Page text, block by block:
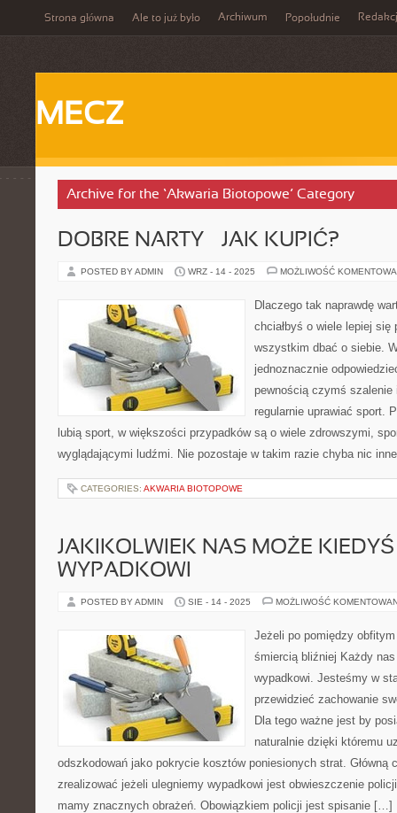
Strona główna Ale to już było Archiwum Popołudnie
MECZ
Archive for the ‘Akwaria Biotopowe’ Category
DOBRE NARTY – JAK KUPIĆ?
POSTED BY ADMIN WRZ - 14 - 2025 MOŻLIWOŚĆ
Dlaczego tak naprawdę
chciałbyś o wiele lepiej
wszystkim dbać o siebie.
jednoznacznie
pewnością czymś
regularnie uprawiać sport.
lubią sport, w większości przypadków są o wiele zdrowszymi,
wyglądającymi ludźmi. Nie pozostaje w takim razie chyba nic
CATEGORIES: AKWARIA BIOTOPOWE
JAKIKOLWIEK NAS MOŻE
WYPADKOWI
POSTED BY ADMIN SIE - 14 - 2025 MOŻLIWOŚĆ
Jeżeli po pomiędzy
śmiercią bliźniej Każdy
wypadkowi. Jesteśmy w
przewidzieć zachowanie
Dla tego ważne jest by
naturalnie dzięki któremu
odszkodowań jako pokrycie kosztów poniesionych strat. Główną
zrealizować jeżeli ulegniemy wypadkowi jest obwieszczenie
mamy znacznych obrażeń. Obowiązkiem policji jest spisanie […]